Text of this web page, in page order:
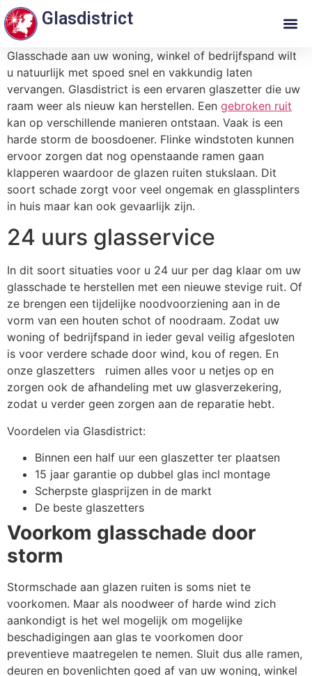
Glasdistrict
Glasschade aan uw woning, winkel of bedrijfspand wilt
u natuurlijk met spoed snel en vakkundig laten
vervangen. Glasdistrict is een ervaren glaszetter die uw
raam weer als nieuw kan herstellen. Een gebroken ruit
kan op verschillende manieren ontstaan. Vaak is een
harde storm de boosdoener. Flinke windstoten kunnen
ervoor zorgen dat nog openstaande ramen gaan
klapperen waardoor de glazen ruiten stukslaan. Dit
soort schade zorgt voor veel ongemak en glassplinters
in huis maar kan ook gevaarlijk zijn.
24 uurs glasservice
In dit soort situaties voor u 24 uur per dag klaar om uw
glasschade te herstellen met een nieuwe stevige ruit. Of
ze brengen een tijdelijke noodvoorziening aan in de
vorm van een houten schot of noodraam. Zodat uw
woning of bedrijfspand in ieder geval veilig afgesloten
is voor verdere schade door wind, kou of regen. En
onze glaszetters ruimen alles voor u netjes op en
zorgen ook de afhandeling met uw glasverzekering,
zodat u verder geen zorgen aan de reparatie hebt.
Voordelen via Glasdistrict:
Binnen een half uur een glaszetter ter plaatsen
15 jaar garantie op dubbel glas incl montage
Scherpste glasprijzen in de markt
De beste glaszetters
Voorkom glasschade door
storm
Stormschade aan glazen ruiten is soms niet te
voorkomen. Maar als noodweer of harde wind zich
aankondigt is het wel mogelijk om mogelijke
beschadigingen aan glas te voorkomen door
preventieve maatregelen te nemen. Sluit dus alle ramen,
deuren en bovenlichten goed af van uw woning, winkel